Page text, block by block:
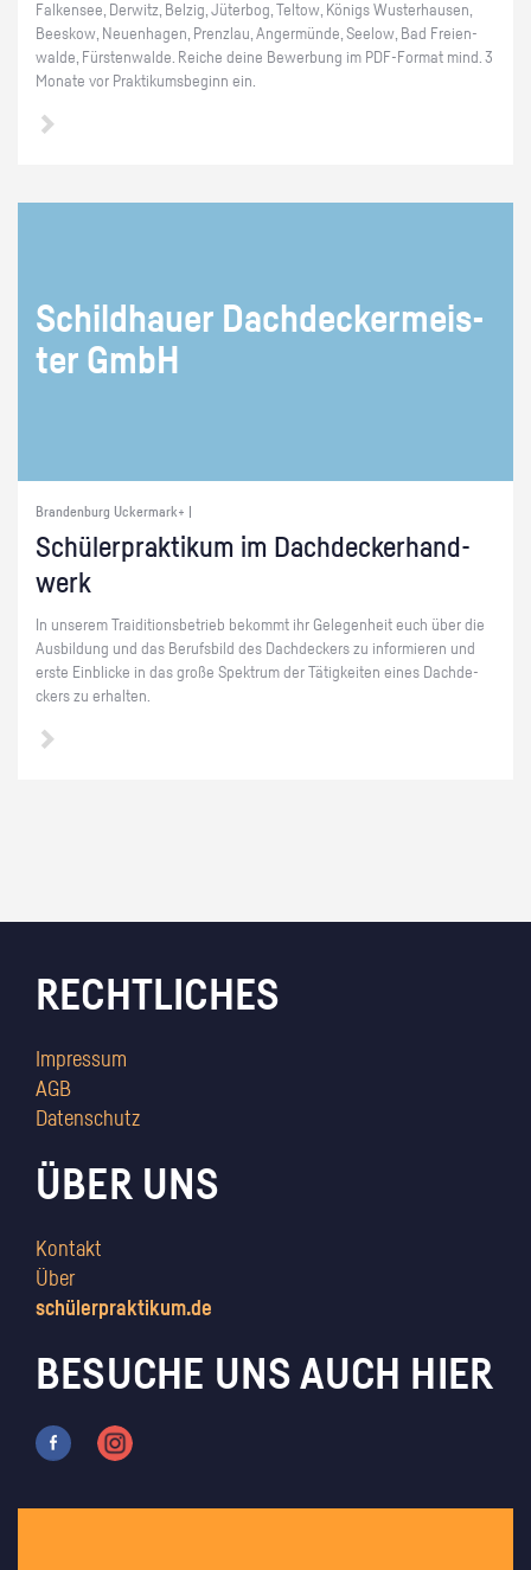
Fal­ken­see, Der­witz, Bel­zig, Jü­ter­bog, Tel­tow, Kö­nigs Wus­ter­hau­sen,
Bees­kow, Neu­en­ha­gen, Prenz­lau, An­ger­mün­de, See­low, Bad Frei­en­
wal­de, Fürs­ten­wal­de. Rei­che deine Be­wer­bung im PDF-For­mat mind. 3
Mo­na­te vor Prak­ti­kums­be­ginn ein.
Schild­hau­er Dach­de­cker­meis­
ter GmbH
Brandenburg Uckermark+ |
Schü­ler­prak­ti­kum im Dach­de­ck­er­hand­
werk
In un­se­rem Trai­di­ti­ons­be­trieb be­kommt ihr Ge­le­gen­heit euch über die
Aus­bil­dung und das Be­rufs­bild des Dach­de­ckers zu in­for­mie­ren und
erste Ein­bli­cke in das große Spek­trum der Tä­tig­kei­ten eines Dach­de­
ckers zu er­hal­ten.
RECHTLICHES
Impressum
AGB
Datenschutz
ÜBER UNS
Kontakt
Über
schülerpraktikum.de
BESUCHE UNS AUCH HIER